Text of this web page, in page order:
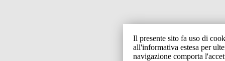
Il presente sito fa uso di
all'informativa estesa per
navigazione comporta